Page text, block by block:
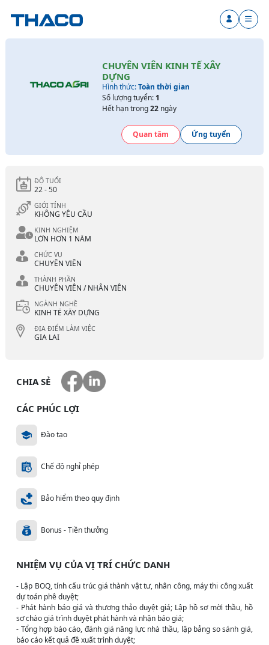
CHUYÊN VIÊN KINH TẾ XÂY
DỰNG
Hình thức:Toàn thời gian
Số lượng tuyển: 1
Hết hạn trong22 ngày
Quan tâm Ứng tuyển
ĐỘ TUỔI
22 - 50
GIỚI TÍNH
KHÔNG YÊU CẦU
KINH NGHIỆM
LỚN HƠN 1 NĂM
CHỨC VỤ
CHUYÊN VIÊN
THÀNH PHẦN
CHUYÊN VIÊN / NHÂN VIÊN
NGÀNH NGHỀ
KINH TẾ XÂY DỰNG
ĐỊA ĐIỂM LÀM VIỆC
GIA LAI
CHIA SẺ
CÁC PHÚC LỢI
Đào tạo
Chế độ nghỉ phép
Bảo hiểm theo quy định
Bonus - Tiền thưởng
NHIỆM VỤ CỦA VỊ TRÍ CHỨC DANH
- Lập BOQ, tính cấu trúc giá thành vật tư, nhân công, máy thi công xuất
dự toán phê duyệt;
- Phát hành báo giá và thương thảo duyệt giá; Lập hồ sơ mời thầu, hồ
sơ chào giá trình duyệt phát hành và nhận báo giá;
- Tổng hợp báo cáo, đánh giá năng lực nhà thầu, lập bảng so sánh giá,
báo cáo kết quả đề xuất trình duyệt;